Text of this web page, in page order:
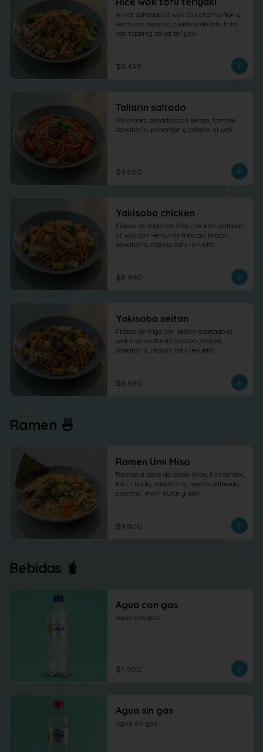
Arroz salteado al wok con champiñon y
verduras frescas, cuadros de tofu frito
con topping salsa teriyaki
$8.499
Tallarin saltado
Tallarines saltados con seitan, tomate,
zanahoria, pimentón y cebolla al wok
$9.500
Yakisoba chicken
Fideos de trigo con free chicken salteado
al wok con verduras frescas, brocoli,
zanahoria, repollo. tofu revuelto
$8.990
Yakisoba seitan
Fideos de trigo con seitan salteado al
wok con verduras frescas, brocoli,
zanahoria, repollo. tofu revuelto
$8.990
Ramen 🍜
Ramen Umi Miso
Ramen a base de caldo miso, fish tender,
tofu, choclo, zanahoria, repollo salteado,
cilantro , maní dulce y nori.
$9.800
Bebidas 🧋
Agua con gas
Agua con gas
$1.500
Agua sin gas
Agua sin gas